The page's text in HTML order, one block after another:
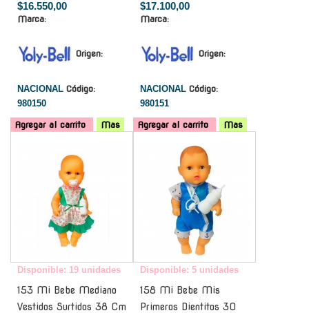
$16.550,00
Marca:
Origen:
NACIONAL Código:
980150
Agregar al carrito Mas
$17.100,00
Marca:
Origen:
NACIONAL Código:
980151
Agregar al carrito
Mas
Disponible: 19 unidades
153 Mi Bebe Mediano
Vestidos Surtidos 38 Cm
Disponible: 5 unidades
158 Mi Bebe Mis
Primeros Dientitos 30